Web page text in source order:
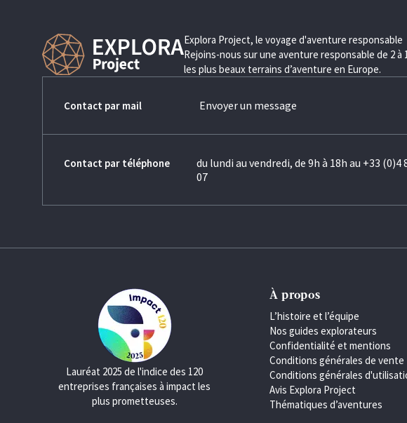
Explora Project, le voyage d'aventure responsable
Rejoins-nous sur une aventure responsable de 2 à
les plus beaux terrains d’aventure en Europe.
Contact par mail Envoyer un message
Contact par téléphone
du lundi au vendredi, de 9h à 18h au +33 (0)4
07
Lauréat 2025 de l'indice des 120
entreprises françaises à impact les
plus prometteuses.
À propos
L’histoire et l’équipe
Nos guides explorateurs
Confidentialité et mentions
Conditions générales de vente
Conditions générales
Avis Explora Project
Thématiques d’aventures